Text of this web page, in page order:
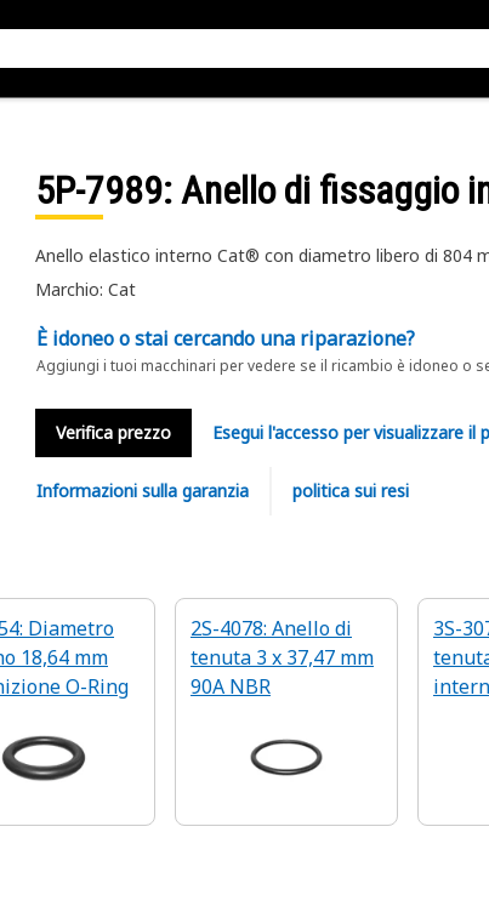
5P-7989: Anello di fissaggio
Anello elastico interno Cat® con diametro libero di 804
Marchio: Cat
È idoneo o stai cercando una riparazione?
Aggiungi i tuoi macchinari per vedere se il ricambio è idoneo o
Verifica prezzo Esegui l'accesso per visualizzare il
Informazioni sulla garanzia politica sui resi
Diametro
18,64 mm
O-Ring
2S-4078: Anello di
tenuta 3 x 37,47 mm
90A NBR
3S-